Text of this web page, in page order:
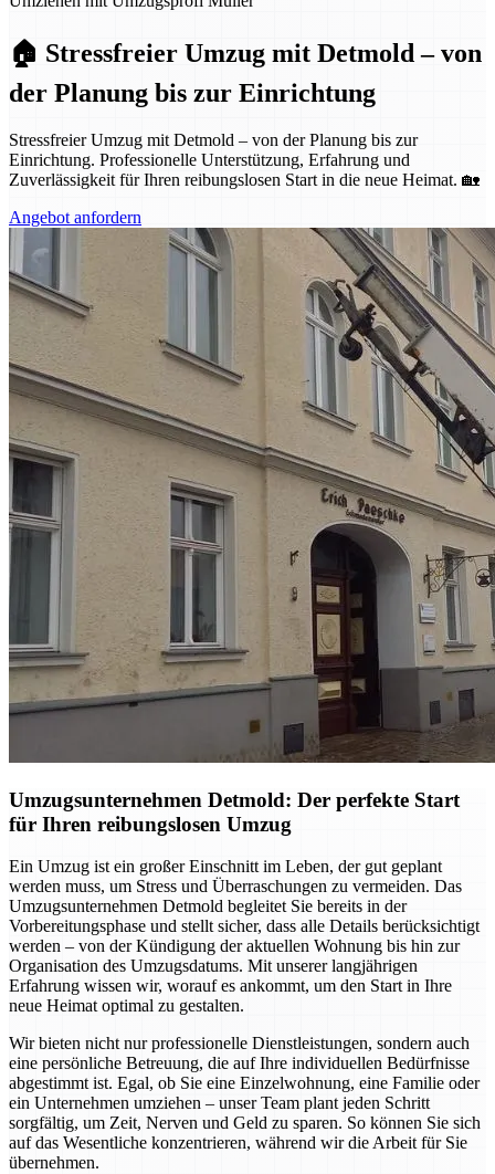
🏠 Stressfreier Umzug mit Detmold – von
der Planung bis zur Einrichtung
Stressfreier Umzug mit Detmold – von der Planung bis zur
Einrichtung. Professionelle Unterstützung, Erfahrung und
Zuverlässigkeit für Ihren reibungslosen Start in die neue Heimat. 🏡
Angebot anfordern
Umzugsunternehmen Detmold: Der perfekte Start
für Ihren reibungslosen Umzug
Ein Umzug ist ein großer Einschnitt im Leben, der gut geplant
werden muss, um Stress und Überraschungen zu vermeiden. Das
Umzugsunternehmen Detmold begleitet Sie bereits in der
Vorbereitungsphase und stellt sicher, dass alle Details berücksichtigt
werden – von der Kündigung der aktuellen Wohnung bis hin zur
Organisation des Umzugsdatums. Mit unserer langjährigen
Erfahrung wissen wir, worauf es ankommt, um den Start in Ihre
neue Heimat optimal zu gestalten.
Wir bieten nicht nur professionelle Dienstleistungen, sondern auch
eine persönliche Betreuung, die auf Ihre individuellen Bedürfnisse
abgestimmt ist. Egal, ob Sie eine Einzelwohnung, eine Familie oder
ein Unternehmen umziehen – unser Team plant jeden Schritt
sorgfältig, um Zeit, Nerven und Geld zu sparen. So können Sie sich
auf das Wesentliche konzentrieren, während wir die Arbeit für Sie
übernehmen.